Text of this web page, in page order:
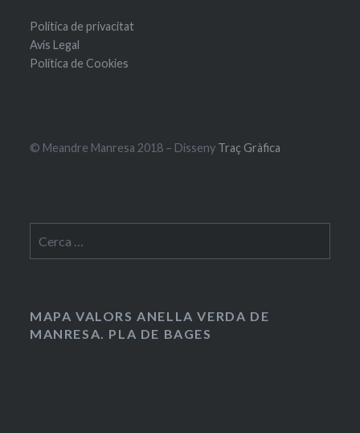
Política de privacitat
Avís Legal
Política de Cookies
© Meandre Manresa 2018 – Disseny Traç Gràfica
MAPA VALORS ANELLA VERDA DE
MANRESA. PLA DE BAGES